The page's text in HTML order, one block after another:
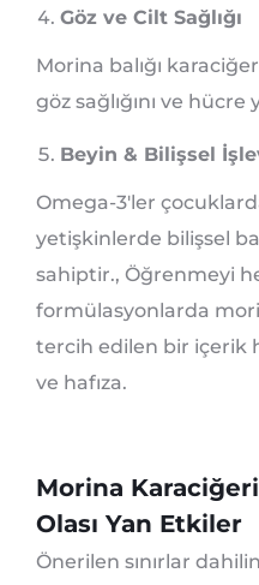
Göz ve Cilt Sağlığı
Morina balığı
göz sağlığını ve
Beyin & Bilişsel
Omega-3'ler
yetişkinlerde bilişsel
sahiptir., Öğrenmeyi
formülasyonlarda
tercih edilen bir içerik
ve hafıza.
Morina
Olası Yan Etkiler
Önerilen sınırlar